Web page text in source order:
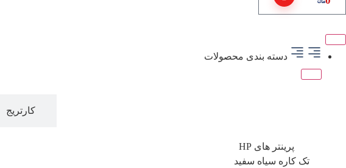
دسته بندی محصولات
کارتریج
پرینتر های HP
تک کاره سیاه سفید